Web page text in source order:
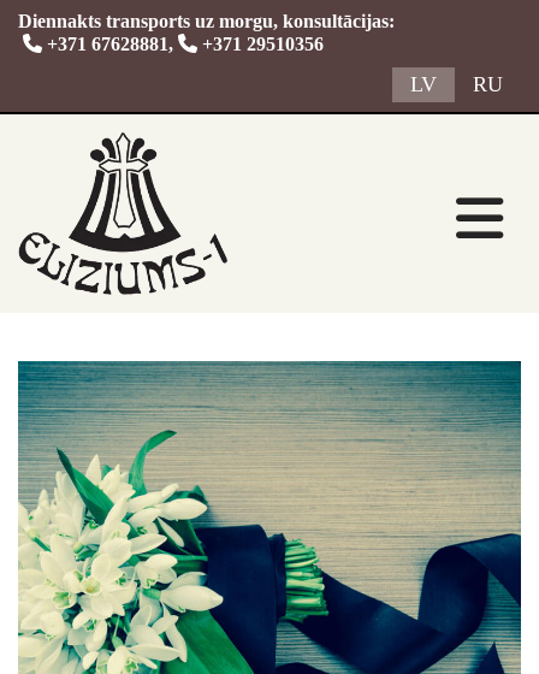
Diennakts transports uz morgu, konsultācijas:
 +371 67628881,  +371 29510356
LV RU